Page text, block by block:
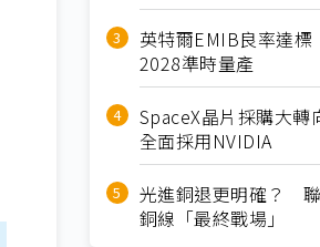
英特爾EMIB良率達
2028準時量產
SpaceX晶片採購大
全面採用NVIDIA
光進銅退更明確？
銅線「最終戰場」